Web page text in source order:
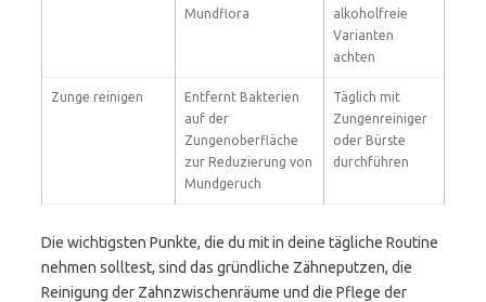
Mundflora
alkoholfreie
Varianten
achten
Zunge reinigen
Entfernt Bakterien
auf der
Zungenoberfläche
zur Reduzierung von
Mundgeruch
Täglich mit
Zungenreiniger
oder Bürste
durchführen
Die wichtigsten Punkte, die du mit in deine tägliche Routine
nehmen solltest, sind das gründliche Zähneputzen, die
Reinigung der Zahnzwischenräume und die Pflege der